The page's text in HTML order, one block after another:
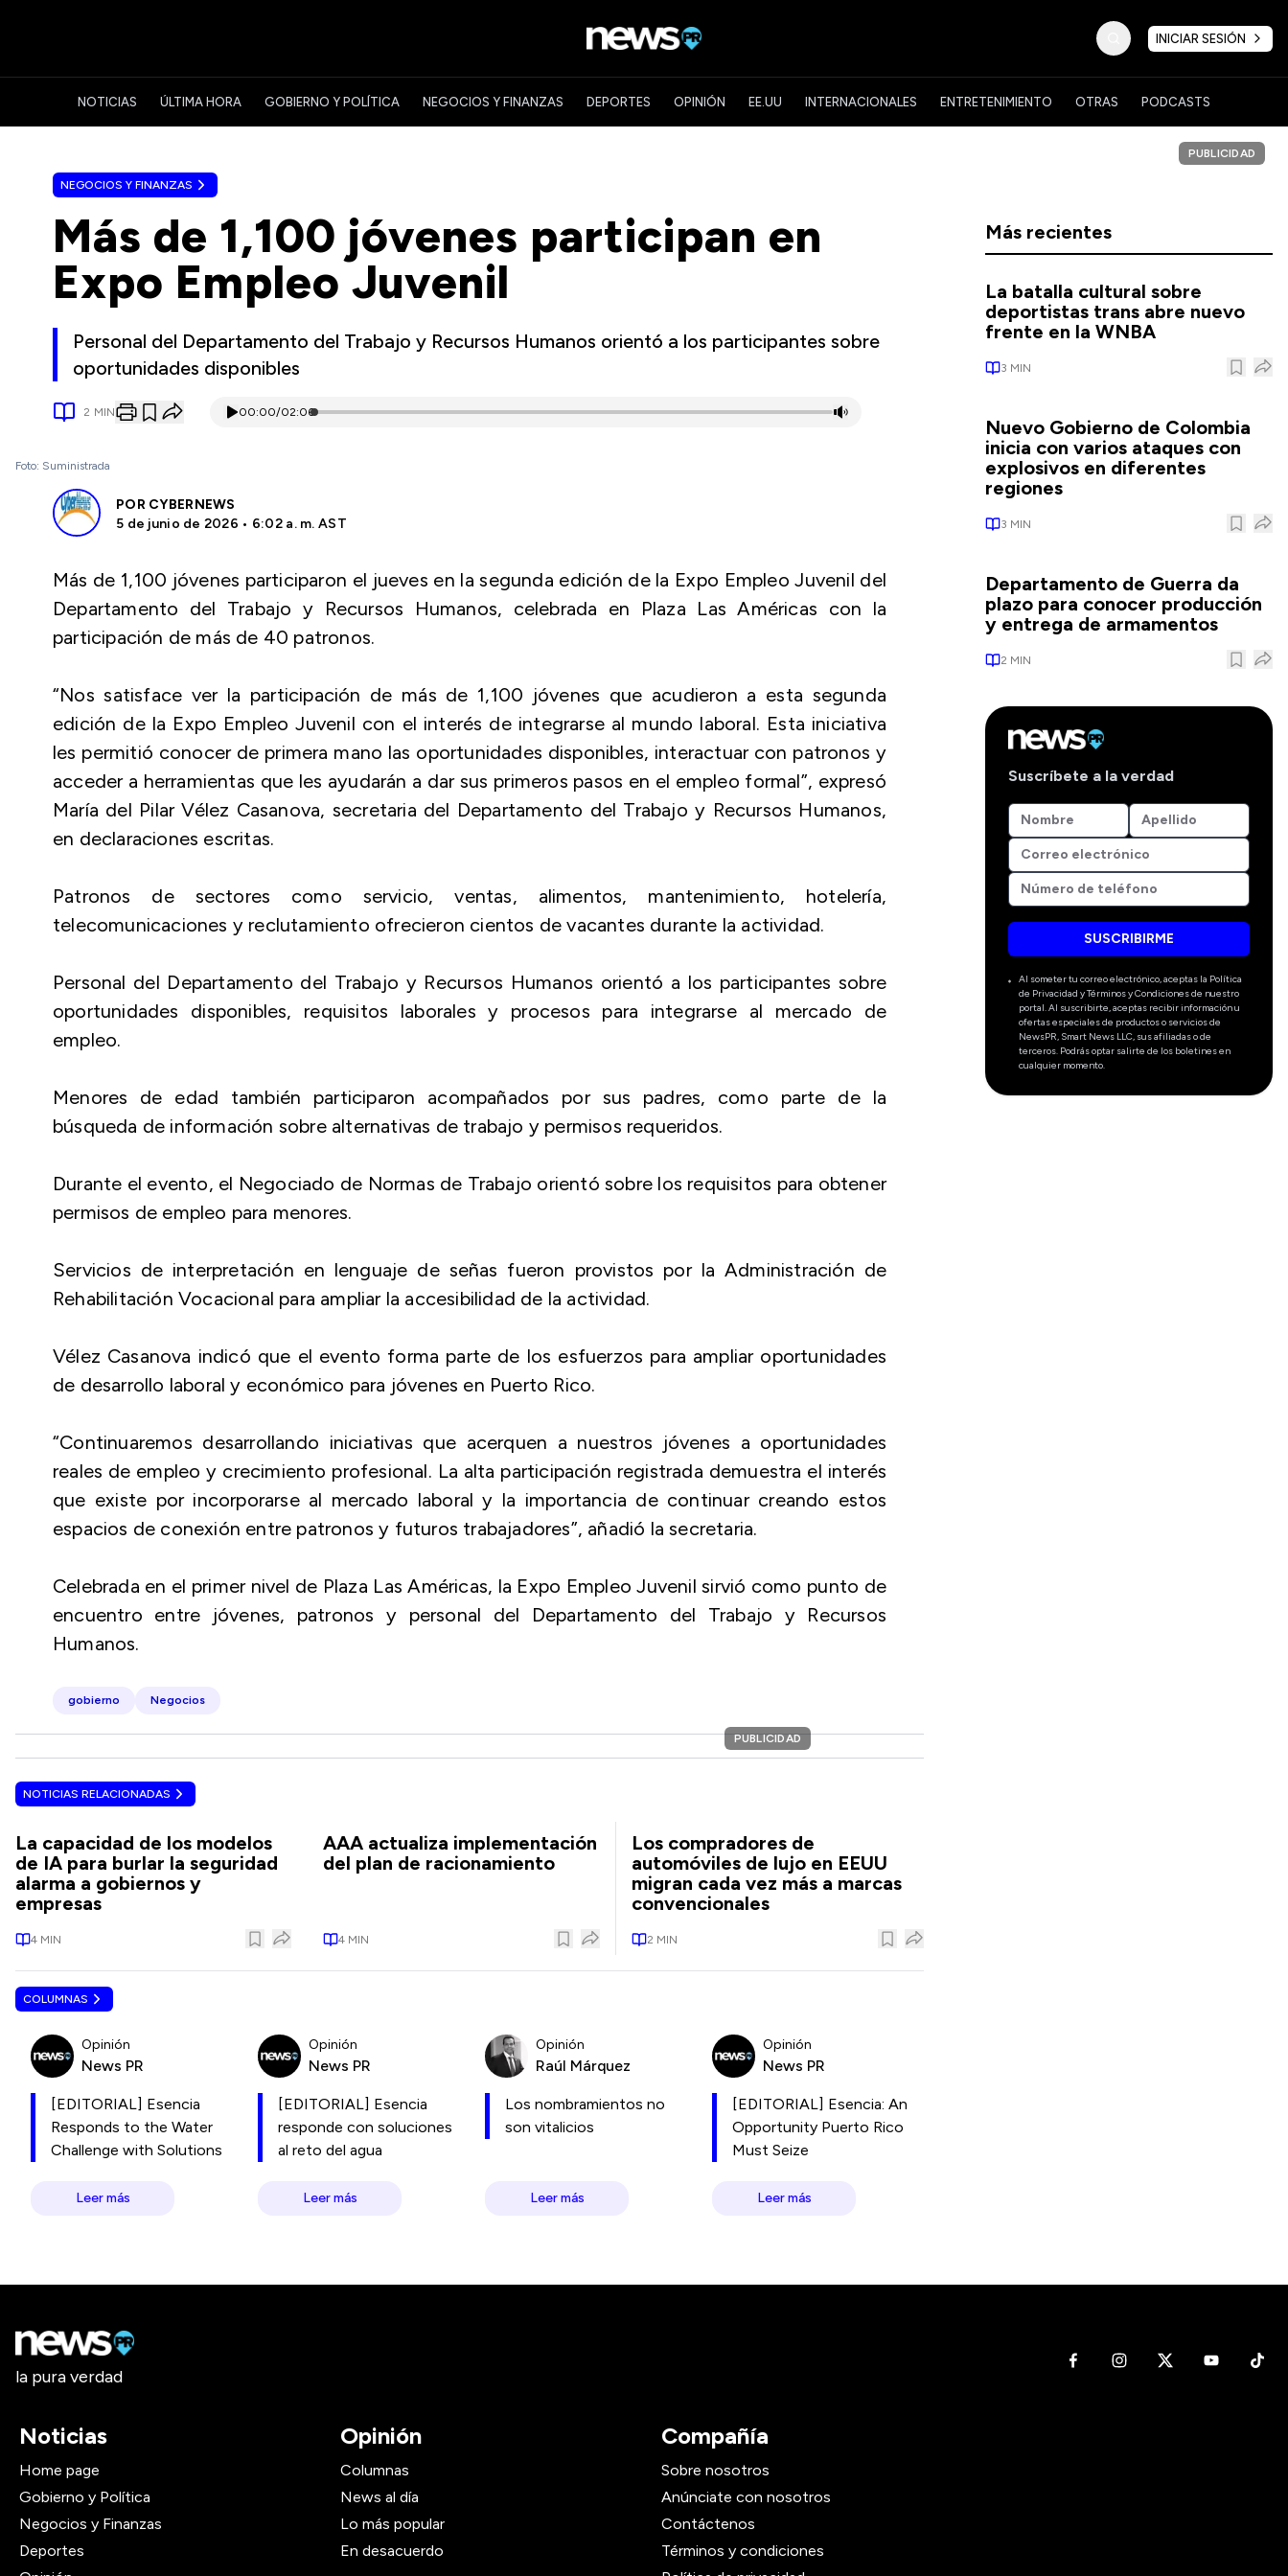
INICIAR SESIÓN
NOTICIAS ÚLTIMA HORA GOBIERNO Y POLÍTICA NEGOCIOS Y FINANZAS DEPORTES OPINIÓN EE.UU INTERNACIONALES ENTRETENIMIENTO OTRAS PODCASTS
NEGOCIOS Y FINANZAS
Más de 1,100 jóvenes participan en
Expo Empleo Juvenil
Personal del Departamento del Trabajo y Recursos Humanos orientó a los participantes sobre
oportunidades disponibles
2 MIN 00:00/02:06
Foto: Suministrada
POR CYBERNEWS
5 de junio de 2026 • 6:02 a. m. AST
Más de 1,100 jóvenes participaron el jueves en la segunda edición de la Expo Empleo Juvenil del
Departamento del Trabajo y Recursos Humanos, celebrada en Plaza Las Américas con la
participación de más de 40 patronos.
“Nos satisface ver la participación de más de 1,100 jóvenes que acudieron a esta segunda
edición de la Expo Empleo Juvenil con el interés de integrarse al mundo laboral. Esta iniciativa
les permitió conocer de primera mano las oportunidades disponibles, interactuar con patronos y
acceder a herramientas que les ayudarán a dar sus primeros pasos en el empleo formal”, expresó
María del Pilar Vélez Casanova, secretaria del Departamento del Trabajo y Recursos Humanos,
en declaraciones escritas.
Patronos de sectores como servicio, ventas, alimentos, mantenimiento, hotelería,
telecomunicaciones y reclutamiento ofrecieron cientos de vacantes durante la actividad.
Personal del Departamento del Trabajo y Recursos Humanos orientó a los participantes sobre
oportunidades disponibles, requisitos laborales y procesos para integrarse al mercado de
empleo.
Menores de edad también participaron acompañados por sus padres, como parte de la
búsqueda de información sobre alternativas de trabajo y permisos requeridos.
Durante el evento, el Negociado de Normas de Trabajo orientó sobre los requisitos para obtener
permisos de empleo para menores.
Servicios de interpretación en lenguaje de señas fueron provistos por la Administración de
Rehabilitación Vocacional para ampliar la accesibilidad de la actividad.
Vélez Casanova indicó que el evento forma parte de los esfuerzos para ampliar oportunidades
de desarrollo laboral y económico para jóvenes en Puerto Rico.
“Continuaremos desarrollando iniciativas que acerquen a nuestros jóvenes a oportunidades
reales de empleo y crecimiento profesional. La alta participación registrada demuestra el interés
que existe por incorporarse al mercado laboral y la importancia de continuar creando estos
espacios de conexión entre patronos y futuros trabajadores”, añadió la secretaria.
Celebrada en el primer nivel de Plaza Las Américas, la Expo Empleo Juvenil sirvió como punto de
encuentro entre jóvenes, patronos y personal del Departamento del Trabajo y Recursos
Humanos.
gobierno Negocios
PUBLICIDAD
NOTICIAS RELACIONADAS
La capacidad de los modelos
de IA para burlar la seguridad
alarma a gobiernos y
empresas
4 MIN
AAA actualiza implementación
del plan de racionamiento
4 MIN
Los compradores de
automóviles de lujo en EEUU
migran cada vez más a marcas
convencionales
2 MIN
COLUMNAS
Opinión
News PR
[EDITORIAL] Esencia
Responds to the Water
Challenge with Solutions
Leer más
Opinión
News PR
[EDITORIAL] Esencia
responde con soluciones
al reto del agua
Leer más
Opinión
Raúl Márquez
Los nombramientos no
son vitalicios
Leer más
Opinión
News PR
[EDITORIAL] Esencia: An
Opportunity Puerto Rico
Must Seize
Leer más
PUBLICIDAD
Más recientes
La batalla cultural sobre
deportistas trans abre nuevo
frente en la WNBA
3 MIN
Nuevo Gobierno de Colombia
inicia con varios ataques con
explosivos en diferentes
regiones
3 MIN
Departamento de Guerra da
plazo para conocer producción
y entrega de armamentos
2 MIN
Suscríbete a la verdad
SUSCRIBIRME
Al someter tu correo electrónico, aceptas la Política
de Privacidad y Términos y Condiciones de nuestro
portal. Al suscribirte, aceptas recibir información u
ofertas especiales de productos o servicios de
NewsPR, Smart News LLC, sus afiliadas o de
terceros. Podrás optar salirte de los boletines en
cualquier momento.
la pura verdad
Noticias
Home page
Gobierno y Política
Negocios y Finanzas
Deportes
Opinión
Columnas
News al día
Lo más popular
En desacuerdo
Compañía
Sobre nosotros
Anúnciate con nosotros
Contáctenos
Términos y condiciones